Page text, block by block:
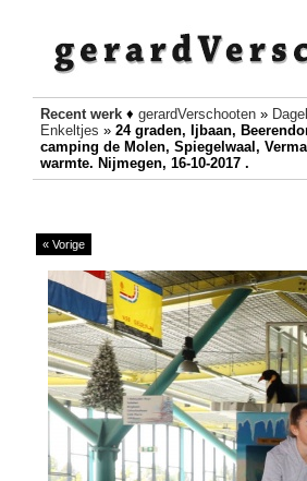
Recent werk♦ gerardVerschooten»
Enkeltjes » 24 graden, Ijbaan,
camping de Molen, Spiegelwaal,
warmte. Nijmegen, 16-10-2017 .
« Vorige